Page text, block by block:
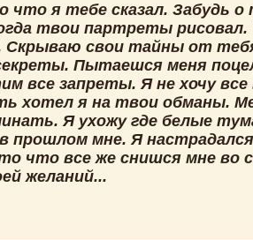
что я тебе сказал. Забудь
твои партреты
Скрываю свои тайны от
Пытаешся меня
все запреты. Я не хочу
хотел я на твои обманы.
Я ухожу где белые
прошлом мне. Я
что все же снишся мне во
желаний...